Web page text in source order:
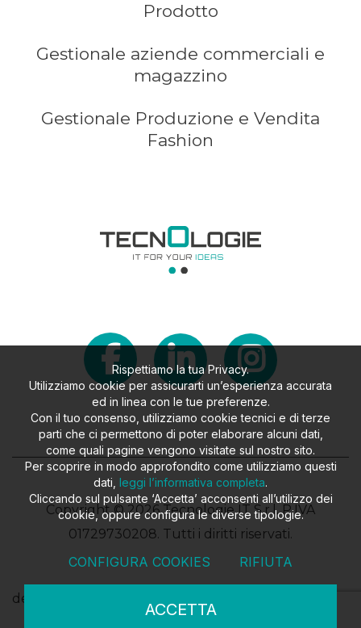
Prodotto
Gestionale aziende commerciali e
magazzino
Gestionale Produzione e Vendita
Fashion
Copyright © 2026 Tecnologie IT S.r.l. P.IVA
01729730208. Tutti i diritti riservati.
design
Rispettiamo la tua Privacy.
Utilizziamo cookie per assicurarti un’esperienza accurata
ed in linea con le tue preferenze.
Con il tuo consenso, utilizziamo cookie tecnici e di terze
parti che ci permettono di poter elaborare alcuni dati,
come quali pagine vengono visitate sul nostro sito.
Per scoprire in modo approfondito come utilizziamo questi
dati, leggi l’informativa completa.
Cliccando sul pulsante ‘Accetta’ acconsenti all’utilizzo dei
cookie, oppure configura le diverse tipologie.
CONFIGURA COOKIES RIFIUTA
ACCETTA